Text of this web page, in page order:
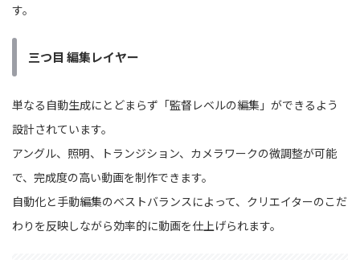
す。
三つ目 編集レイヤー
単なる自動生成にとどまらず「監督レベルの編集」ができるよう
設計されています。
アングル、照明、トランジション、カメラワークの微調整が可能
で、完成度の高い動画を制作できます。
自動化と手動編集のベストバランスによって、クリエイターのこだ
わりを反映しながら効率的に動画を仕上げられます。